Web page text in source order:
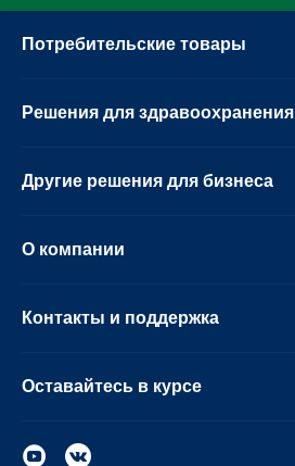
Потребительские товары
Решения для здравоохранения
Другие решения для бизнеса
О компании
Контакты и поддержка
Оставайтесь в курсе